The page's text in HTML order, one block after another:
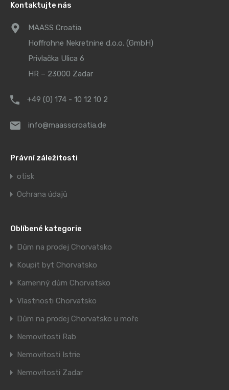
Kontaktujte nás
MAASS Croatia
Hoffrohne Nekretnine d.o.o. (GmbH)
Privlačka Ulica 6
HR – 23000 Zadar
+49 (0) 174 - 10 12 10 2
info@maasscroatia.de
Právní záležitosti
otisk
Ochrana údajů
Oblíbené kategorie
Dům na prodej Chorvatsko
Koupit byt Chorvatsko
Kamenný dům Chorvatsko
Vlastnosti Chorvatsko
Dům na prodej Chorvatsko u moře
Nemovitosti Rab
Nemovitosti Istrie
Nemovitosti Zadar